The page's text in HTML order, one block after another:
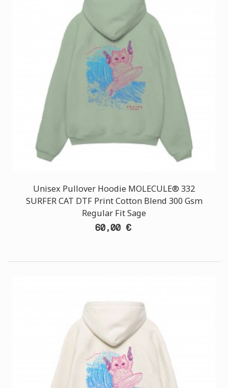
Unisex Pullover Hoodie MOLECULE® 332
SURFER CAT DTF Print Cotton Blend 300 Gsm
Regular Fit Sage
60,00 €